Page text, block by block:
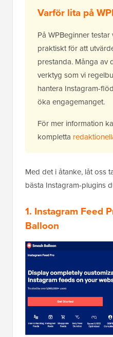
Varför lita på
På WPBeginner
praktiskt för att
prestanda. Många av
verktyg som vi
hantera Instagram-
öka engagemanget.
För mer information
kompletta
Med det i åtanke, låt oss
bästa Instagram-plugins
1. Instagram Feed
Balloon